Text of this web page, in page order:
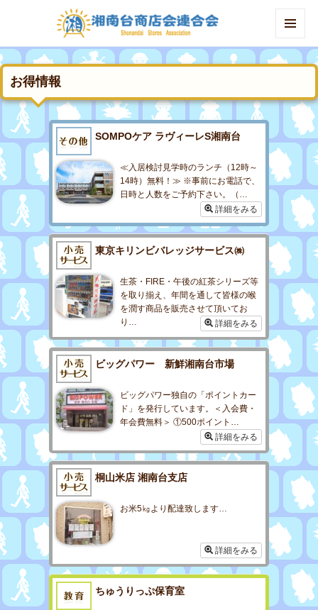
AND
WIDGETS
お得情報
SOMPOケア ラヴィーレS湘南台
≪入居検討見学時のランチ（12時～
14時）無料！≫ ※事前にお電話で、
日時と人数をご予約下さい。（…
詳細をみる
東京キリンビバレッジサービス㈱
生茶・FIRE・午後の紅茶シリーズ等
を取り揃え、年間を通して皆様の喉
を潤す商品を販売させて頂いてお
り…
詳細をみる
ビッグパワー 新鮮湘南台市場
ビッグパワー独自の「ポイントカー
ド」を発行しています。＜入会費・
年会費無料＞ ①500ポイント…
詳細をみる
桐山米店 湘南台支店
お米5㎏より配達致します…
詳細をみる
ちゅうりっぷ保育室